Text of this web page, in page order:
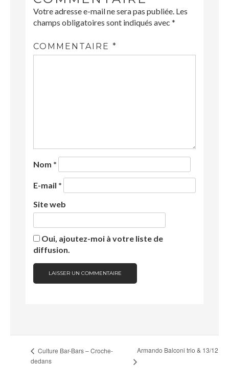
Votre adresse e-mail ne sera pas publiée. Les
champs obligatoires sont indiqués avec *
COMMENTAIRE *
Nom *
E-mail *
Site web
Oui, ajoutez-moi à votre liste de
diffusion.
Culture Bar-Bars – Croche-
dedans
Armando Balconi trio & 13/12